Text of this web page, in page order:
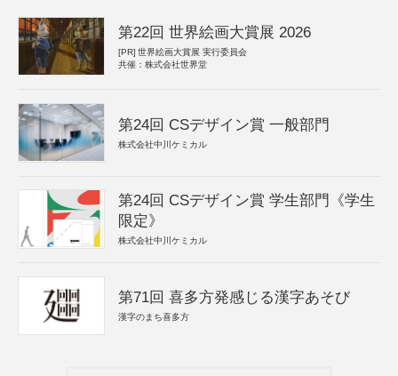
第22回 世界絵画大賞展 2026
[PR] 世界絵画大賞展 実行委員会
共催：株式会社世界堂
第24回 CSデザイン賞 一般部門
株式会社中川ケミカル
第24回 CSデザイン賞 学生部門《学生
限定》
株式会社中川ケミカル
第71回 喜多方発感じる漢字あそび
漢字のまち喜多方